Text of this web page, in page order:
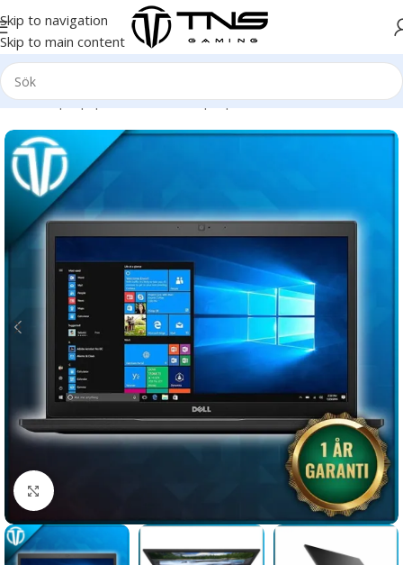
Skip to navigation
Skip to main content
Hem/Laptop | Bärbar dator/Laptop/Dell
Click to enlarge